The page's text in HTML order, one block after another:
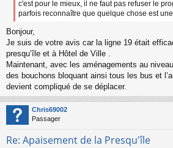
c'est pour le mieux, il ne faut pas refuser le
parfois reconnaître que quelque chose est
Bonjour,
Je suis de votre avis car la ligne 19 était
presqu’île et à Hôtel de Ville .
Maintenant, avec les aménagements au
des bouchons bloquant ainsi tous les bus et
devient compliqué de se déplacer.
Chris69002
Passager
Re: Apaisement de la Presqu'île